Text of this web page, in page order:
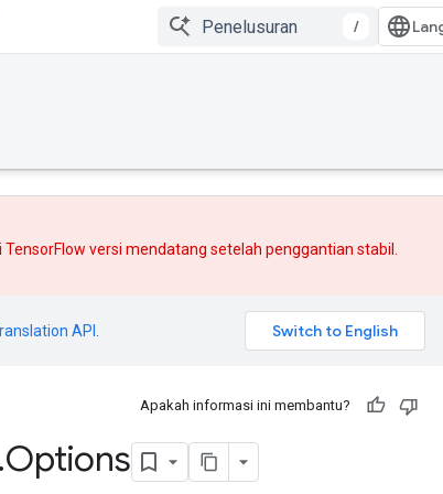
/
versi mendatang setelah penggantian stabil.
API
Apakah informasi ini membantu?
.Options